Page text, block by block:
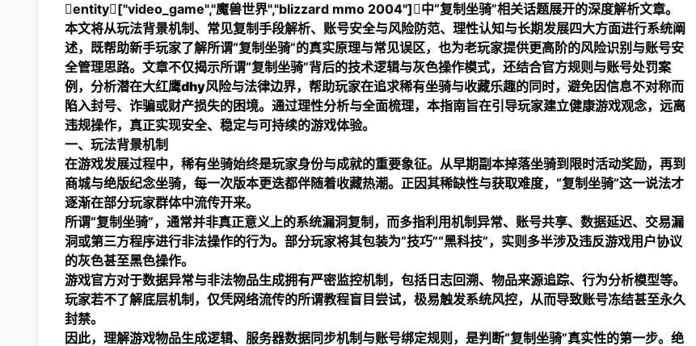
entity["video_game","魔兽世界","blizzard mmo 2004"]中“复制坐骑”相关话题展开的深度解析文章。
本文将从玩法背景机制、常见复制手段解析、账号安全与风险防范、理性认知与长期发展四大方面进行系统阐
述，既帮助新手玩家了解所谓“复制坐骑”的真实原理与常见误区，也为老玩家提供更高阶的风险识别与账号安
全管理思路。文章不仅揭示所谓“复制坐骑”背后的技术逻辑与灰色操作模式，还结合官方规则与账号处罚案
例，分析潜在大红鹰dhy风险与法律边界，帮助玩家在追求稀有坐骑与收藏乐趣的同时，避免因信息不对称而
陷入封号、诈骗或财产损失的困境。通过理性分析与全面梳理，本指南旨在引导玩家建立健康游戏观念，远离
违规操作，真正实现安全、稳定与可持续的游戏体验。
一、玩法背景机制
在游戏发展过程中，稀有坐骑始终是玩家身份与成就的重要象征。从早期副本掉落坐骑到限时活动奖励，再到
商城与绝版纪念坐骑，每一次版本更迭都伴随着收藏热潮。正因其稀缺性与获取难度，“复制坐骑”这一说法才
逐渐在部分玩家群体中流传开来。
所谓“复制坐骑”，通常并非真正意义上的系统漏洞复制，而多指利用机制异常、账号共享、数据延迟、交易漏
洞或第三方程序进行非法操作的行为。部分玩家将其包装为“技巧”“黑科技”，实则多半涉及违反游戏用户协议
的灰色甚至黑色操作。
游戏官方对于数据异常与非法物品生成拥有严密监控机制，包括日志回溯、物品来源追踪、行为分析模型等。
玩家若不了解底层机制，仅凭网络流传的所谓教程盲目尝试，极易触发系统风控，从而导致账号冻结甚至永久
封禁。
因此，理解游戏物品生成逻辑、服务器数据同步机制与账号绑定规则，是判断“复制坐骑”真实性的第一步。绝